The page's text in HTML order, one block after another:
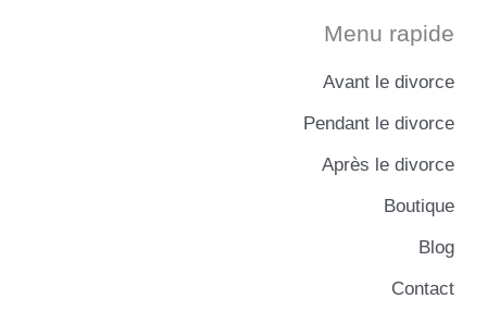
Menu rapide
Avant le divorce
Pendant le divorce
Après le divorce
Boutique
Blog
Contact